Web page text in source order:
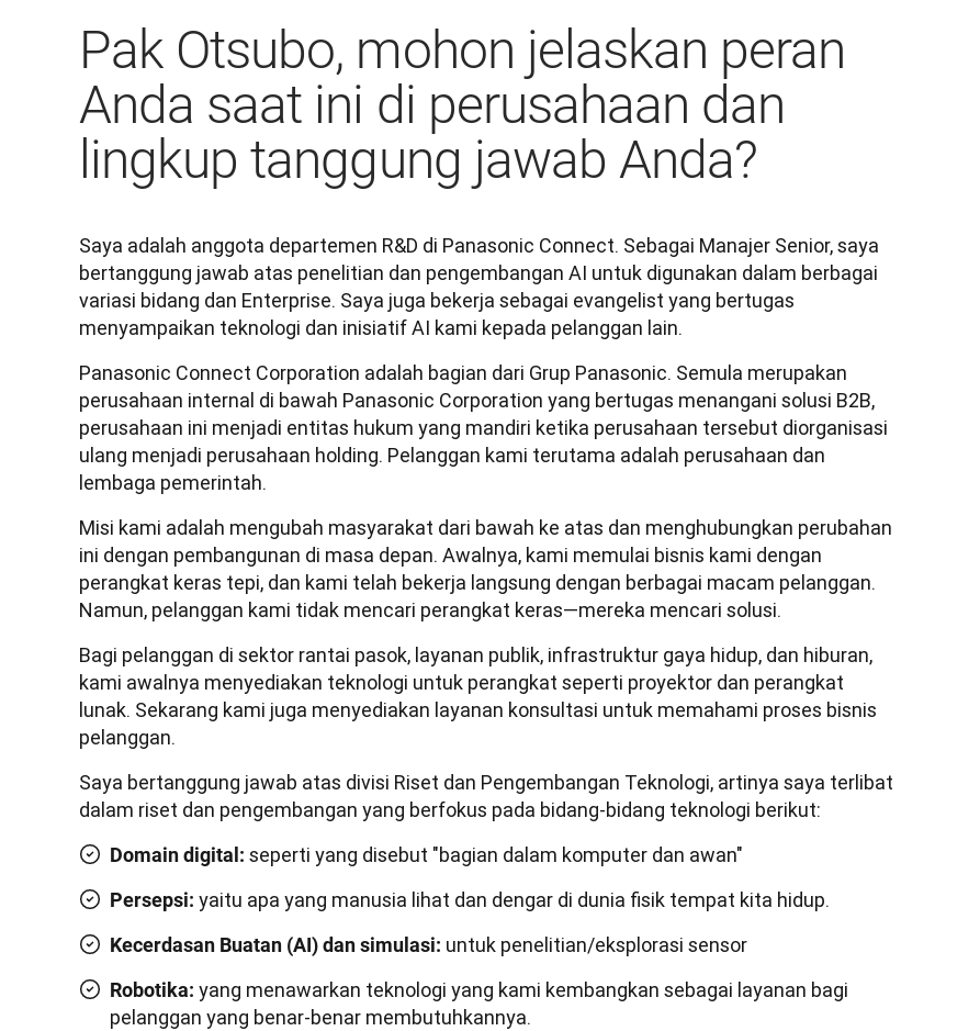
Pak Otsubo, mohon jelaskan peran
Anda saat ini di perusahaan dan
lingkup tanggung jawab Anda?
Saya adalah anggota departemen R&D di Panasonic Connect. Sebagai Manajer Senior, saya
bertanggung jawab atas penelitian dan pengembangan AI untuk digunakan dalam berbagai
variasi bidang dan Enterprise. Saya juga bekerja sebagai evangelist yang bertugas
menyampaikan teknologi dan inisiatif AI kami kepada pelanggan lain.
Panasonic Connect Corporation adalah bagian dari Grup Panasonic. Semula merupakan
perusahaan internal di bawah Panasonic Corporation yang bertugas menangani solusi B2B,
perusahaan ini menjadi entitas hukum yang mandiri ketika perusahaan tersebut diorganisasi
ulang menjadi perusahaan holding. Pelanggan kami terutama adalah perusahaan dan
lembaga pemerintah.
Misi kami adalah mengubah masyarakat dari bawah ke atas dan menghubungkan perubahan
ini dengan pembangunan di masa depan. Awalnya, kami memulai bisnis kami dengan
perangkat keras tepi, dan kami telah bekerja langsung dengan berbagai macam pelanggan.
Namun, pelanggan kami tidak mencari perangkat keras—mereka mencari solusi.
Bagi pelanggan di sektor rantai pasok, layanan publik, infrastruktur gaya hidup, dan hiburan,
kami awalnya menyediakan teknologi untuk perangkat seperti proyektor dan perangkat
lunak. Sekarang kami juga menyediakan layanan konsultasi untuk memahami proses bisnis
pelanggan.
Saya bertanggung jawab atas divisi Riset dan Pengembangan Teknologi, artinya saya terlibat
dalam riset dan pengembangan yang berfokus pada bidang-bidang teknologi berikut:
Domain digital: seperti yang disebut "bagian dalam komputer dan awan"
Persepsi: yaitu apa yang manusia lihat dan dengar di dunia fisik tempat kita hidup.
Kecerdasan Buatan (AI) dan simulasi: untuk penelitian/eksplorasi sensor
Robotika: yang menawarkan teknologi yang kami kembangkan sebagai layanan bagi
pelanggan yang benar-benar membutuhkannya.